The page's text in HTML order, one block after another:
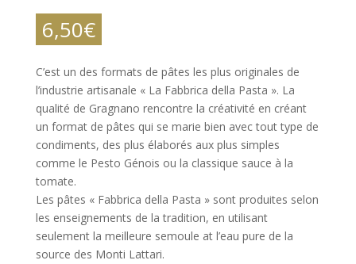
6,50€
C’est un des formats de pâtes les plus originales de
l’industrie artisanale « La Fabbrica della Pasta ». La
qualité de Gragnano rencontre la créativité en créant
un format de pâtes qui se marie bien avec tout type de
condiments, des plus élaborés aux plus simples
comme le Pesto Génois ou la classique sauce à la
tomate.
Les pâtes « Fabbrica della Pasta » sont produites selon
les enseignements de la tradition, en utilisant
seulement la meilleure semoule at l’eau pure de la
source des Monti Lattari.